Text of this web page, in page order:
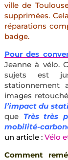
ville de
supprimées.
réparations
badge.
Pour des
Jeanne à vélo.
sujets est
stationnement
images
l’impact du
que Très très
mobilité-
un article : Vélo
Comment